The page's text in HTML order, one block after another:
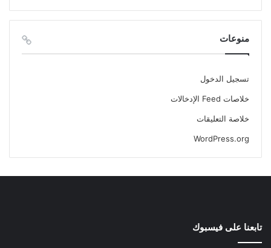
منوعات
تسجيل الدخول
خلاصات Feed الإدخالات
خلاصة التعليقات
WordPress.org
تابعنا على فيسبوك